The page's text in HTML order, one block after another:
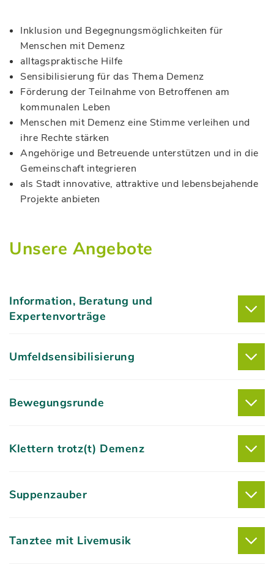
Inklusion und Begegnungsmöglichkeiten für
Menschen mit Demenz
alltagspraktische Hilfe
Sensibilisierung für das Thema Demenz
Förderung der Teilnahme von Betroffenen am
kommunalen Leben
Menschen mit Demenz eine Stimme verleihen und
ihre Rechte stärken
Angehörige und Betreuende unterstützen und in die
Gemeinschaft integrieren
als Stadt innovative, attraktive und lebensbejahende
Projekte anbieten
Unsere Angebote
Information, Beratung und
Expertenvorträge
Umfeldsensibilisierung
Bewegungsrunde
Klettern trotz(t) Demenz
Suppenzauber
Tanztee mit Livemusik